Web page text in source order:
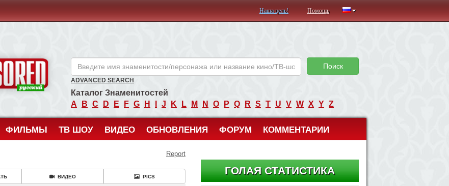
Наша цель! Помощь
Поиск
ADVANCED SEARCH
Каталог Знаменитостей
A
B C D E F G H J K L M N O P Q R S T U V W X Y Z
ФИЛЬМЫ ТВ ШОУ ВИДЕО ОБНОВЛЕНИЯ ФОРУМ КОММЕНТАРИИ
Report
ВИДЕО PICS
ГОЛАЯ СТАТИСТИКА